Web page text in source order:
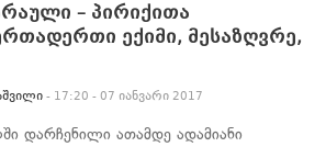
– პირიქითა
ექიმი, მესაზღვრე,
- 17:20 - 07 იანვარი 2017
დარჩენილი ათამდე ადამიანი